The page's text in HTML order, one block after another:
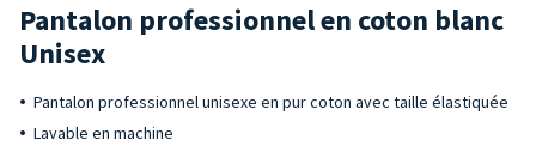
Pantalon professionnel en coton blanc
Unisex
Pantalon professionnel unisexe en pur coton avec taille élastiquée
Lavable en machine